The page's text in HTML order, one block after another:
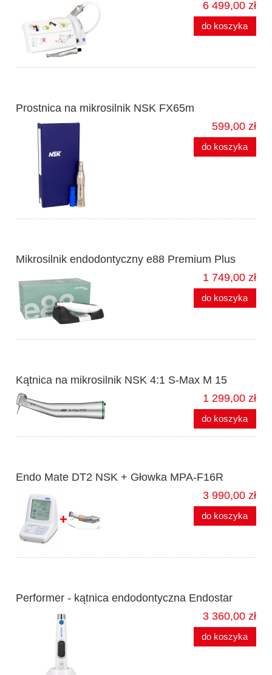
6 499,00 zł
do koszyka
Prostnica na mikrosilnik NSK FX65m
599,00 zł
do koszyka
Mikrosilnik endodontyczny e88 Premium Plus
1 749,00 zł
do koszyka
Kątnica na mikrosilnik NSK 4:1 S-Max M 15
1 299,00 zł
do koszyka
Endo Mate DT2 NSK + Głowka MPA-F16R
3 990,00 zł
do koszyka
Performer - kątnica endodontyczna Endostar
3 360,00 zł
do koszyka